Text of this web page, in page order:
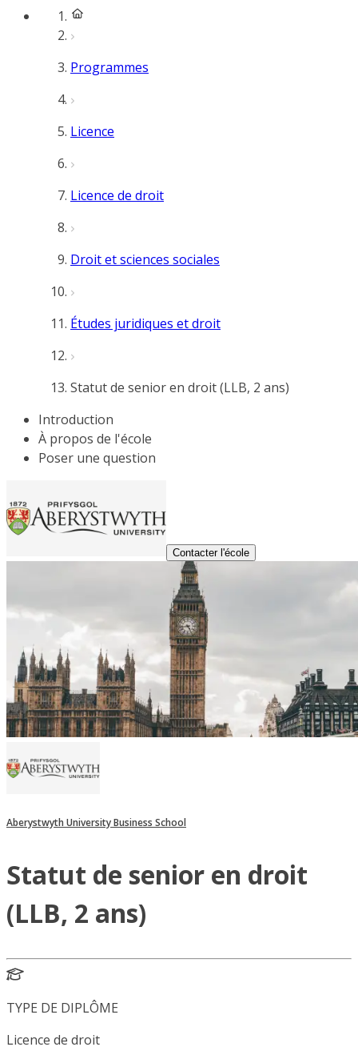
Programmes
Licence
Licence de droit
Droit et sciences sociales
Études juridiques et droit
Statut de senior en droit (LLB, 2 ans)
Introduction
À propos de l'école
Poser une question
Contacter l'école
Aberystwyth University Business School
Statut de senior en droit
(LLB, 2 ans)
TYPE DE DIPLÔME
Licence de droit